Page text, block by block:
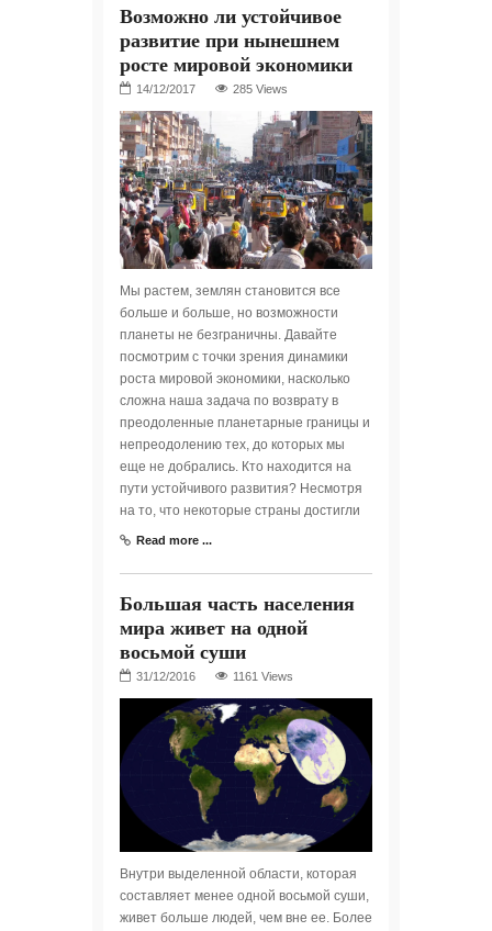
Возможно ли устойчивое
развитие при нынешнем
росте мировой экономики
285 Views
Мы растем, землян становится все
больше и больше, но возможности
планеты не безграничны. Давайте
посмотрим с точки зрения динамики
роста мировой экономики, насколько
сложна наша задача по возврату в
преодоленные планетарные границы и
непреодолению тех, до которых мы
еще не добрались. Кто находится на
пути устойчивого развития? Несмотря
на то, что некоторые страны достигли
Read more ...
Большая часть населения
мира живет на одной
восьмой суши
1161 Views
Внутри выделенной области, которая
составляет менее одной восьмой суши,
живет больше людей, чем вне ее. Более